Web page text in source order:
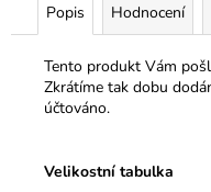
Popis Hodnocení
Tento produkt Vám
Zkrátíme tak dobu
účtováno.
Velikostní tabulka